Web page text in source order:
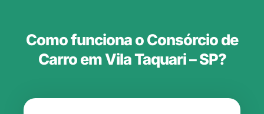
Como funciona o Consórcio de
Carro em Vila Taquari – SP?